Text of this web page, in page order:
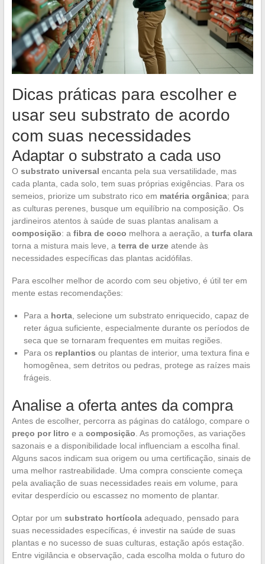
Dicas práticas para escolher e
usar seu substrato de acordo
com suas necessidades
Adaptar o substrato a cada uso
O substrato universal encanta pela sua versatilidade, mas
cada planta, cada solo, tem suas próprias exigências. Para os
semeios, priorize um substrato rico em matéria orgânica; para
as culturas perenes, busque um equilíbrio na composição. Os
jardineiros atentos à saúde de suas plantas analisam a
composição: a fibra de coco melhora a aeração, a turfa clara
torna a mistura mais leve, a terra de urzeatende às
necessidades específicas das plantas acidófilas.
Para escolher melhor de acordo com seu objetivo, é útil ter em
mente estas recomendações:
Para a horta, selecione um substrato enriquecido, capaz de
reter água suficiente, especialmente durante os períodos de
seca que se tornaram frequentes em muitas regiões.
Para os replantios ou plantas de interior, uma textura fina e
homogênea, sem detritos ou pedras, protege as raízes mais
frágeis.
Analise a oferta antes da compra
Antes de escolher, percorra as páginas do catálogo, compare o
preço por litro e a composição . As promoções, as variações
sazonais e a disponibilidade local influenciam a escolha final.
Alguns sacos indicam sua origem ou uma certificação, sinais de
uma melhor rastreabilidade. Uma compra consciente começa
pela avaliação de suas necessidades reais em volume, para
evitar desperdício ou escassez no momento de plantar.
Optar por um substrato hortícolaadequado, pensado para
suas necessidades específicas, é investir na saúde de suas
plantas e no sucesso de suas culturas, estação após estação.
Entre vigilância e observação, cada escolha molda o futuro do